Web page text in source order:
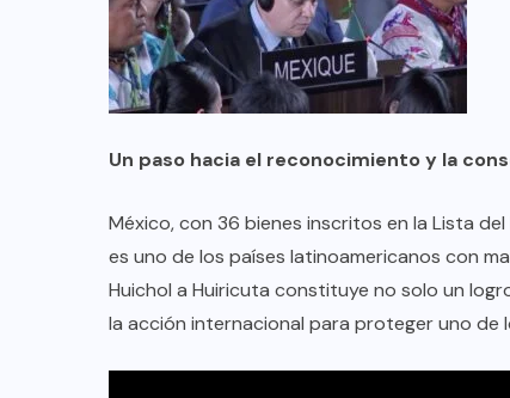
Un paso hacia el reconocimiento y la
México, con 36 bienes inscritos en la Lista
es uno de los países latinoamericanos con
Huichol a Huiricuta constituye no solo un
la acción internacional para proteger uno de